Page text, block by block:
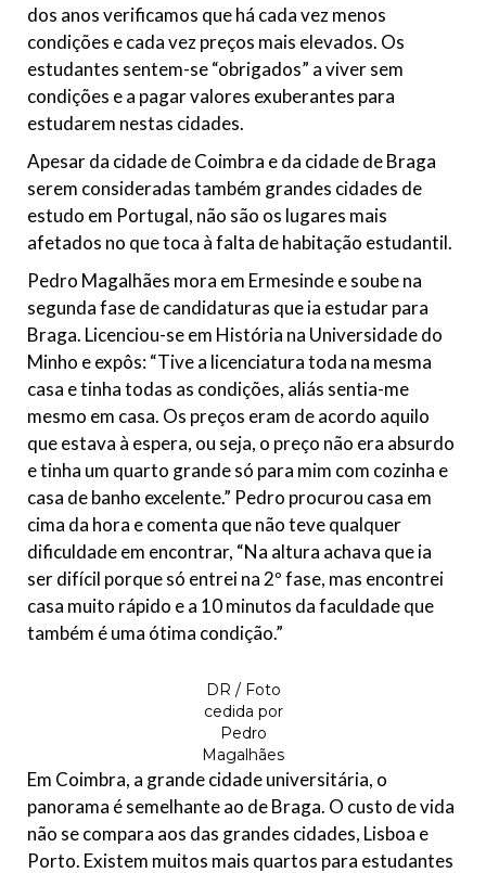
dos anos verificamos que há cada vez menos
condições e cada vez preços mais elevados. Os
estudantes sentem-se “obrigados” a viver sem
condições e a pagar valores exuberantes para
estudarem nestas cidades.
Apesar da cidade de Coimbra e da cidade de Braga
serem consideradas também grandes cidades de
estudo em Portugal, não são os lugares mais
afetados no que toca à falta de habitação estudantil.
Pedro Magalhães mora em Ermesinde e soube na
segunda fase de candidaturas que ia estudar para
Braga. Licenciou-se em História na Universidade do
Minho e expôs: “Tive a licenciatura toda na mesma
casa e tinha todas as condições, aliás sentia-me
mesmo em casa. Os preços eram de acordo aquilo
que estava à espera, ou seja, o preço não era absurdo
e tinha um quarto grande só para mim com cozinha e
casa de banho excelente.” Pedro procurou casa em
cima da hora e comenta que não teve qualquer
dificuldade em encontrar, “Na altura achava que ia
ser difícil porque só entrei na 2º fase, mas encontrei
casa muito rápido e a 10 minutos da faculdade que
também é uma ótima condição.”
DR / Foto
cedida por
Pedro
Magalhães
Em Coimbra, a grande cidade universitária, o
panorama é semelhante ao de Braga. O custo de vida
não se compara aos das grandes cidades, Lisboa e
Porto. Existem muitos mais quartos para estudantes